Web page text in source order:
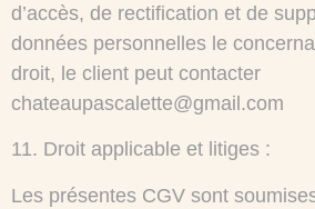
d’accès, de rectification et de
données personnelles le
droit, le client peut contacter
chateaupascalette@gmail.com
11.⁠ ⁠Droit applicable et litiges :
Les présentes CGV sont